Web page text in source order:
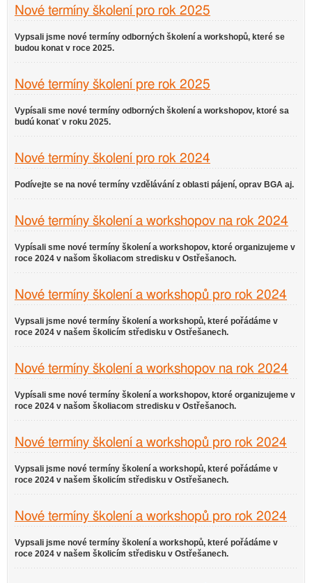
Nové termíny školení pro rok 2025
Vypsali jsme nové termíny odborných školení a workshopů, které se
budou konat v roce 2025.
Nové termíny školení pre rok 2025
Vypísali sme nové termíny odborných školení a workshopov, ktoré sa
budú konať v roku 2025.
Nové termíny školení pro rok 2024
Podívejte se na nové termíny vzdělávání z oblasti pájení, oprav BGA aj.
Nové termíny školení a workshopov na rok 2024
Vypísali sme nové termíny školení a workshopov, ktoré organizujeme v
roce 2024 v našom školiacom stredisku v Ostřešanoch.
Nové termíny školení a workshopů pro rok 2024
Vypsali jsme nové termíny školení a workshopů, které pořádáme v
roce 2024 v našem školicím středisku v Ostřešanech.
Nové termíny školení a workshopov na rok 2024
Vypísali sme nové termíny školení a workshopov, ktoré organizujeme v
roce 2024 v našom školiacom stredisku v Ostřešanoch.
Nové termíny školení a workshopů pro rok 2024
Vypsali jsme nové termíny školení a workshopů, které pořádáme v
roce 2024 v našem školicím středisku v Ostřešanech.
Nové termíny školení a workshopů pro rok 2024
Vypsali jsme nové termíny školení a workshopů, které pořádáme v
roce 2024 v našem školicím středisku v Ostřešanech.